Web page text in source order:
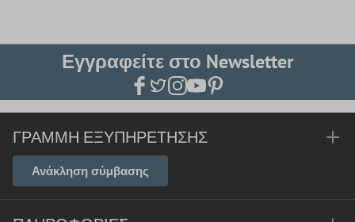
Εγγραφείτε στο Newsletter
ΓΡΑΜΜΉ ΕΞΥΠΗΡΈΤΗΣΗΣ
Ανάκληση σύμβασης